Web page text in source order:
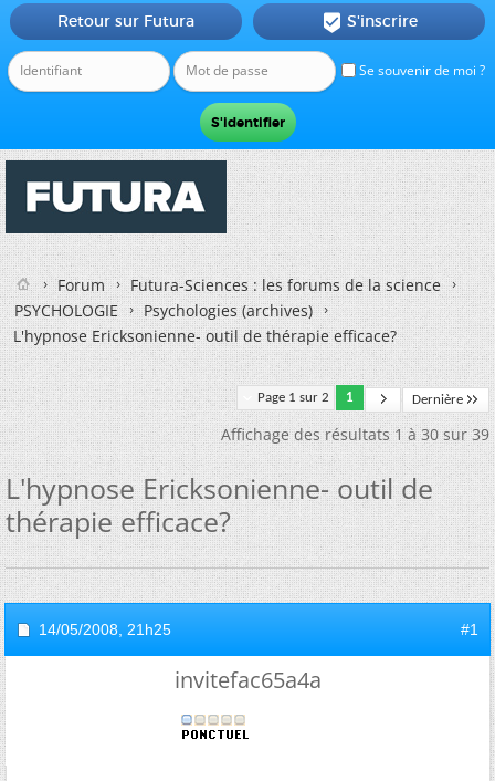
Se souvenir de moi ?
Retour sur Futura  S'inscrire
Forum
Futura-Sciences : les forums de la science
PSYCHOLOGIE
Psychologies (archives)
L'hypnose Ericksonienne- outil de thérapie efficace?
Page 1 sur 2 1 Dernière
Affichage des résultats 1 à 30 sur 39
L'hypnose Ericksonienne- outil de
thérapie efficace?
14/05/2008, 21h25 #1
invitefac65a4a